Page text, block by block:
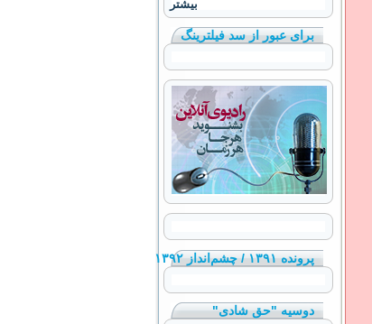
بیشتر
برای عبور از سد فیلترینگ
پرونده ۱۳۹۱ / چشم‌انداز ۱۳۹۲
دوسیه "حق شادی"